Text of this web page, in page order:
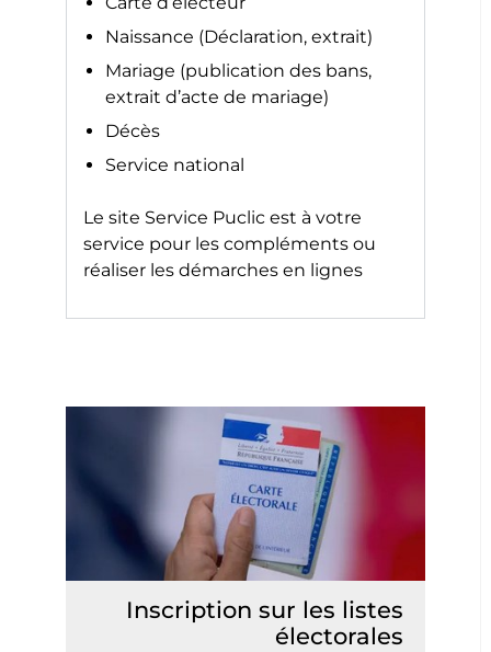
Naissance (Déclaration, extrait)
Mariage (publication des bans,
extrait d’acte de mariage)
Décès
Service national
Le site Service Puclic est à votre
service pour les compléments ou
réaliser les démarches en lignes
Inscription sur les listes
électorales